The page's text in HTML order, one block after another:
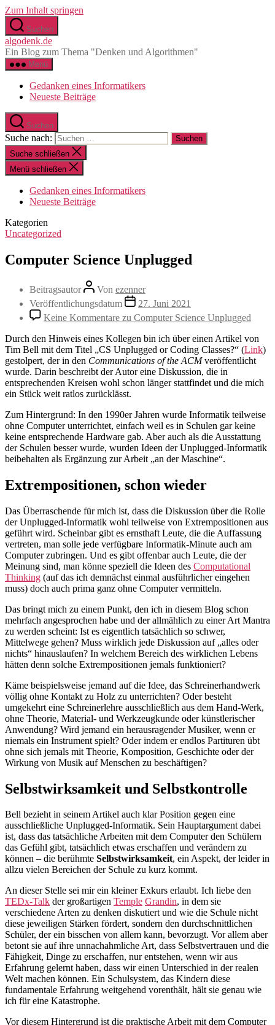
Zum Inhalt springen
Suchen
algodenk.de
Ein Blog zum Thema "Denken und Algorithmen"
Menü
Gedanken eines Informatikers
Neueste Beiträge
Suchen
Suche nach:
Suche schließen
Menü schließen
Gedanken eines Informatikers
Neueste Beiträge
Kategorien
Uncategorized
Computer Science Unplugged
Beitragsautor Von ezenner
Veröffentlichungsdatum
27. Juni 2021
Keine Kommentare zu Computer Science Unplugged
Durch den Hinweis eines Kollegen bin ich über einen Artikel von
Tim Bell mit dem Titel „CS Unplugged or Coding Classes?“ (Link)
gestolpert, der in den Communications of the ACMveröffentlicht
wurde. Darin beschreibt der Autor eine Diskussion, die in
entsprechenden Kreisen wohl schon länger stattfindet und die mich
ein Stück weit ratlos zurücklässt.
Zum Hintergrund: In den 1990er Jahren wurde Informatik teilweise
ohne Computer unterrichtet, einfach weil es in Schulen gar keine
keine entsprechende Hardware gab. Aber auch als die Ausstattung
der Schulen besser wurde, wurden Ideen der Unplugged-Informatik
beibehalten als Ergänzung zur Arbeit „an der Maschine“.
Extrempositionen, schon wieder
Das Überraschende für mich ist, dass die Diskussion über die Rolle
der Unplugged-Informatik wohl teilweise von Extrempositionen aus
geführt wird. Scheinbar gibt es ernsthaft Leute, die die Auffassung
vertreten, man solle jede verfügbare Informatik-Minute auch am
Computer zubringen. Und es gibt offenbar auch Leute, die der
Meinung sind, man könne speziell die Ideen des Computational
Thinking (auf das ich demnächst einmal ausführlicher eingehen
muss) doch auch prima ganz ohne Computer vermitteln.
Das bringt mich zu einem Punkt, den ich in diesem Blog schon
mehrfach angesprochen habe und der allmählich zu einer Art Mantra
zu werden scheint: Ist es eigentlich tatsächlich so schwer,
Mittelwege gehen? Muss wirklich jede Diskussion auf „alles oder
nichts“ hinauslaufen? In welchem Bereich des wirklichen Lebens
hätten denn solche Extrempositionen jemals funktioniert?
Käme beispielsweise jemand auf die Idee, das Schreinerhandwerk
völlig ohne Kontakt zu Holz zu unterrichten? Oder besteht
umgekehrt eine Schreinerlehre ausschließlich aus dem Hand-Werk,
ohne Theorie, Material- und Werkzeugkunde oder künstlerischer
Anwendung? Wird jemand ein herausragender Musiker, wenn er
niemals ein Instrument spielt? Oder indem er endlos Partituren übt
ohne sich jemals mit Theorie, Komposition, Geschichte oder der
Wirkung von Musik auf Menschen zu beschäftigen?
Selbstwirksamkeit und Selbstkontrolle
Bell bezieht in seinem Artikel auch klar Position gegen eine
ausschließliche Unplugged-Informatik. Sein Hauptargument dabei
ist, dass das tatsächliche Arbeiten mit dem Computer den Schülern
das Gefühl gibt, tatsächlich etwas erschaffen und verändern zu
können – die berühmte Selbstwirksamkeit, ein Aspekt, der leider in
allzu vielen Bereichen der Schule zu kurz kommt.
An dieser Stelle sei mir ein kleiner Exkurs erlaubt. Ich liebe den
TEDx-Talk der großartigen Temple Grandin, in dem sie
verschiedene Arten zu denken diskutiert und wie die Schule nicht
diese jeweiligen Stärken fördert, sondern den durchschnittlichen
Schüler, der ein bisschen von allem kann, bevorzugt. Vor allem aber
betont sie auf ihre unnachahmliche Art, dass Selbstvertrauen und die
Fähigkeit, Dinge zu erschaffen, nur entstehen, wenn wir aus
Erfahrung gelernt haben, dass wir einen Unterschied in der realen
Welt machen können. Ein Schulsystem, das Kindern diese
fundamentale Erfahrung weitgehend vorenthält, hält sie genau wie
ich für eine Katastrophe.
Vor diesem Hintergrund ist die praktische Arbeit mit dem Computer